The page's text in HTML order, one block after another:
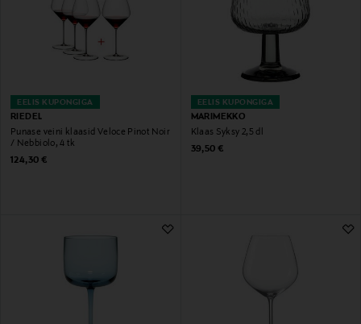
EELIS KUPONGIGA
RIEDEL
Punase veini klaasid Veloce Pinot Noir
/ Nebbiolo, 4 tk
Original Price
124,30 €
EELIS KUPONGIGA
MARIMEKKO
Klaas Syksy 2,5 dl
Original Price
39,50 €